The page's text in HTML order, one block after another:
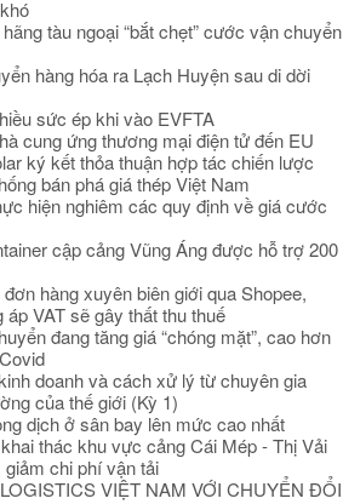
tàu ngoại “bắt chẹt” cước vận chuyển
hàng hóa ra Lạch Huyện sau di dời
sức ép khi vào EVFTA
cung ứng thương mại điện tử đến EU
ký kết thỏa thuận hợp tác chiến lược
bán phá giá thép Việt Nam
hiện nghiêm các quy định về giá cước
cập cảng Vũng Áng được hỗ trợ 200
hàng xuyên biên giới qua Shopee,
VAT sẽ gây thất thu thuế
đang tăng giá “chóng mặt”, cao hơn
doanh và cách xử lý từ chuyên gia
của thế giới (Kỳ 1)
dịch ở sân bay lên mức cao nhất
thác khu vực cảng Cái Mép - Thị Vải
giảm chi phí vận tải
VIỆT NAM VỚI CHUYỂN ĐỔI